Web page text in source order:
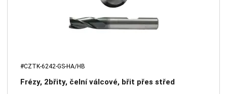
#CZTK-6242-GS-HA/HB
Frézy, 2břity, čelní válcové, břit přes střed